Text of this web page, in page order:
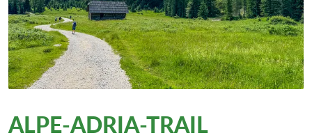
ALPE-ADRIA-TRAIL